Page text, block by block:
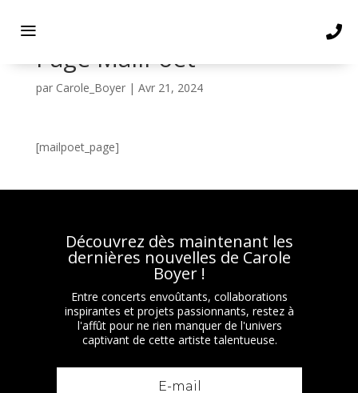
Page MailPoet
par Carole_Boyer| Avr 21, 2024
[mailpoet_page]
Découvrez dès maintenant les
dernières nouvelles de Carole
Boyer !
Entre concerts envoûtants, collaborations
inspirantes et projets passionnants, restez à
l'affût pour ne rien manquer de l'univers
captivant de cette artiste talentueuse.